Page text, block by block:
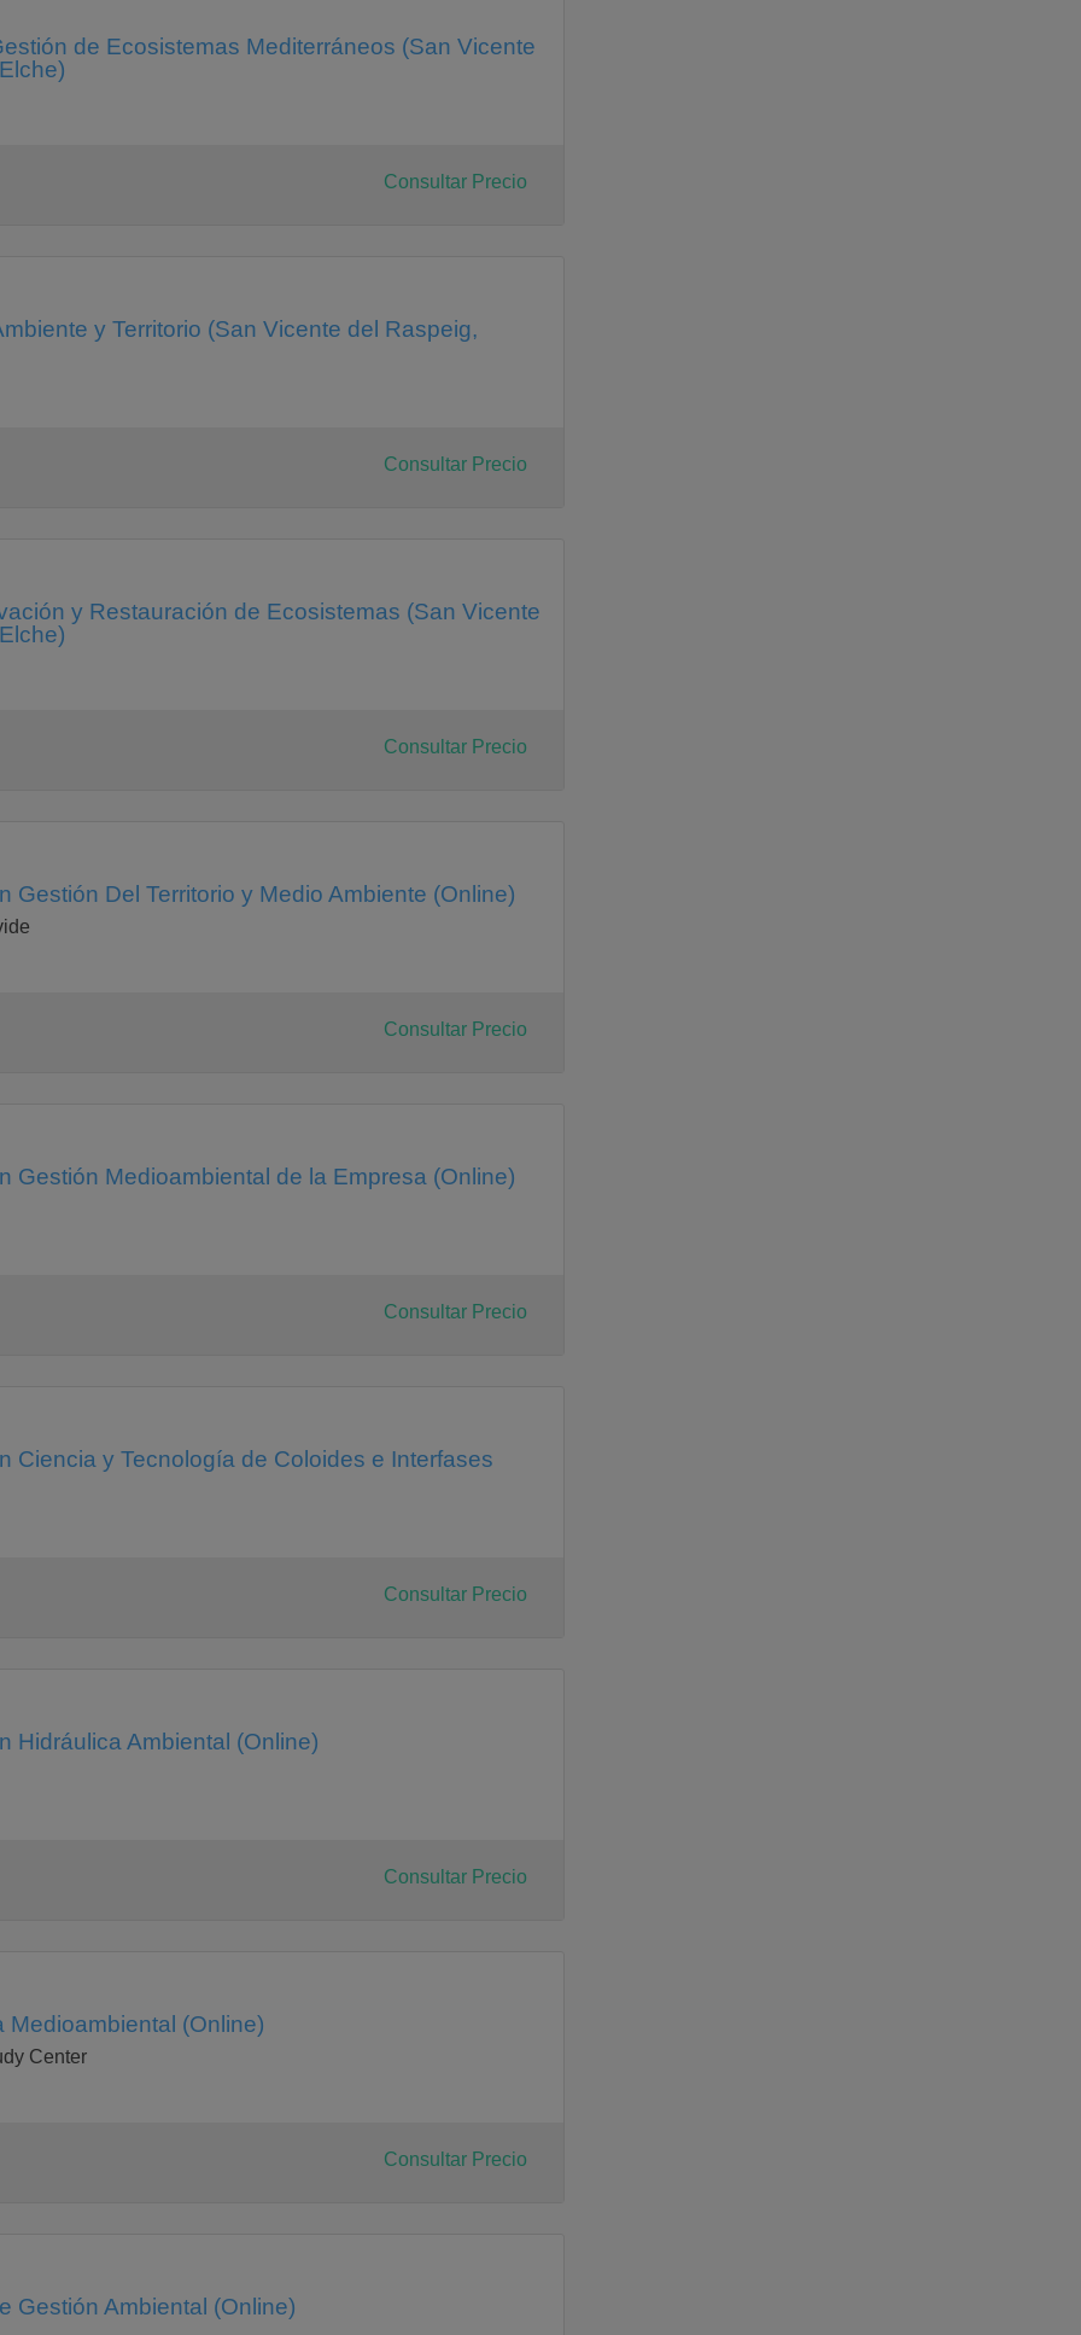
de Ecosistemas Mediterráneos (San Vicente
Consultar Precio
y Territorio (San Vicente del Raspeig,
Consultar Precio
y Restauración de Ecosistemas (San Vicente
Consultar Precio
Gestión Del Territorio y Medio Ambiente (Online)
Consultar Precio
Gestión Medioambiental de la Empresa (Online)
Consultar Precio
Ciencia y Tecnología de Coloides e Interfases
Consultar Precio
Hidráulica Ambiental (Online)
Consultar Precio
(Online)
Center
Consultar Precio
Gestión Ambiental (Online)